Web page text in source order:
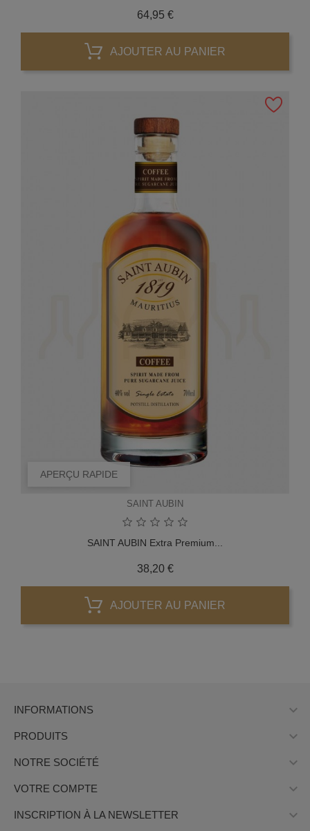
64,95 €Prix
AJOUTER AU PANIER
APERÇU RAPIDE
SAINT AUBIN
SAINT AUBIN Extra Premium...
38,20 €Prix
AJOUTER AU PANIER
INFORMATIONS 
PRODUITS 
NOTRE SOCIÉTÉ 
VOTRE COMPTE 
INSCRIPTION À LA NEWSLETTER 